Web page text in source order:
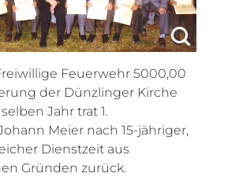
Feuerwehr 5000,00
der Dünzlinger Kirche
Jahr trat 1.
Meier nach 15-jähriger,
Dienstzeit aus
Gründen zurück.